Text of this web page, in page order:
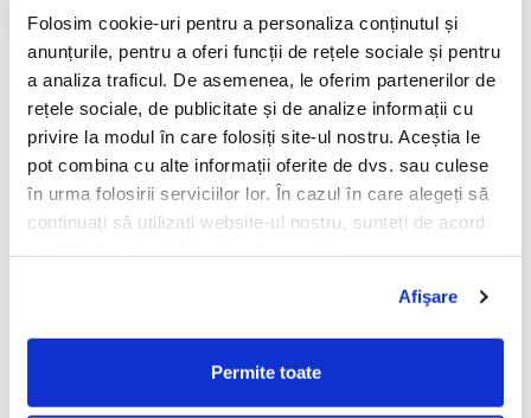
Folosim cookie-uri pentru a personaliza conținutul și
anunțurile, pentru a oferi funcții de rețele sociale și pentru
a analiza traficul. De asemenea, le oferim partenerilor de
rețele sociale, de publicitate și de analize informații cu
privire la modul în care folosiți site-ul nostru. Aceștia le
pot combina cu alte informații oferite de dvs. sau culese
în urma folosirii serviciilor lor. În cazul în care alegeți să
continuați să utilizați website-ul nostru, sunteți de acord
Afişare
Permite toate
RAY-BAN
SAINT LAURENT
SEEOO
STARCK
STELLA MCCARTNEY
TIFFANY&CO
ZEAL
"The eyes, chico; they never lie" (Scarface)
Despre JEAN PHILIPPE JOLY
Inspirat de pasiunea de a crea un produs remarcabil, acest
veteran al industriei optice, parizianul Jean Philippe Joly, deschide
în 1999, primul sa afacere în Orașul Luminilor simbol al modei și al
luxului. De peste 2 decenii, marca Jean Philippe Joly a devenit un
nume sinonim cu exclusivismul, bucurându-se de apetitul
creatorului său pentru inovație și creativitate.
Toți ochelarii Jean Philippe Joly sunt produși în Italia, decizie luată
după o îndelungată cercetare de piață - brandul francez a dorit ca
fiecare pereche să fie realizată manual, de maeștrii în domeniu,
Informatii conformitate produs